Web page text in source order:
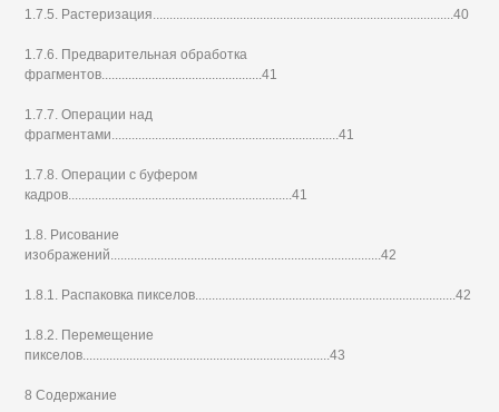
1.7.5. Растеризация..........................................................................................40
1.7.6. Предварительная обработка
фрагментов................................................41
1.7.7. Операции над
фрагментами....................................................................41
1.7.8. Операции с буфером
кадров...................................................................41
1.8. Рисование
изображений.................................................................................42
1.8.1. Распаковка пикселов..............................................................................42
1.8.2. Перемещение
пикселов..........................................................................43
8 Содержание